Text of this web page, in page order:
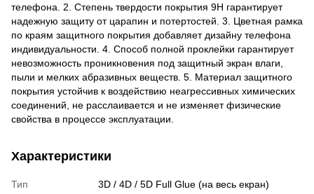
телефона. 2. Степень твердости покрытия 9Н гарантирует
надежную защиту от царапин и потертостей. 3. Цветная рамка
по краям защитного покрытия добавляет дизайну телефона
индивидуальности. 4. Способ полной проклейки гарантирует
невозможность проникновения под защитный экран влаги,
пыли и мелких абразивных веществ. 5. Материал защитного
покрытия устойчив к воздействию неагрессивных химических
соединений, не расслаивается и не изменяет физические
свойства в процессе эксплуатации.
Характеристики
Тип
3D / 4D / 5D Full Glue (на весь екран)